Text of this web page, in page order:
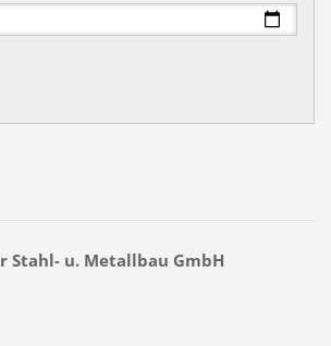
Stahl- u. Metallbau GmbH